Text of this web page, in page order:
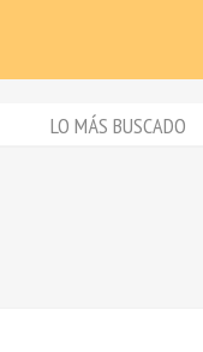
LO MÁS BUSCADO